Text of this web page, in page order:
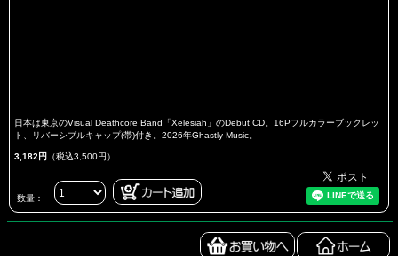
日本は東京のVisual Deathcore Band「Xelesiah」のDebut CD。16Pフルカラーブックレッ
ト、リバーシブルキャップ(帯)付き。2026年Ghastly Music。
3,182円 （税込3,500円）
数量：